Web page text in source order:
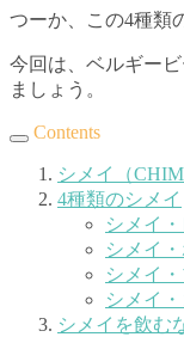
つーか、この4種類
今回は、ベルギー
ましょう。
Contents
シメイ（
4種類のシメイ
シメイ・
シメイ・
シメイ・
シメイ・
シメイを飲む